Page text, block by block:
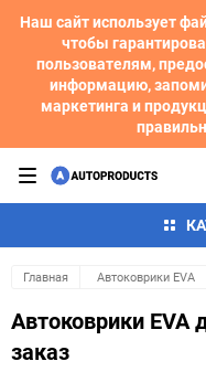
Наш сайт использует
чтобы
пользователям,
информацию,
маркетинга и
Главная Автоковрики EVA
Автоковрики EVA
заказ